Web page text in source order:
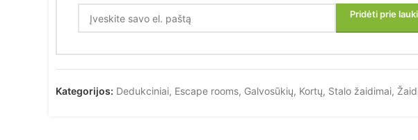
Pridėti prie
Kategorijos: Dedukciniai, Escape rooms, Galvosūkių, Kortų, Stalo žaidimai,